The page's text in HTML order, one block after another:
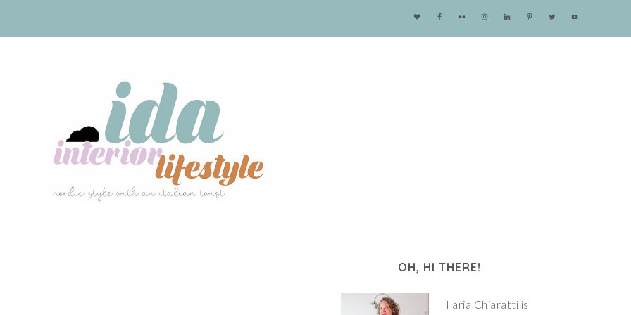
OH, HI THERE!
Ilaria Chiaratti is